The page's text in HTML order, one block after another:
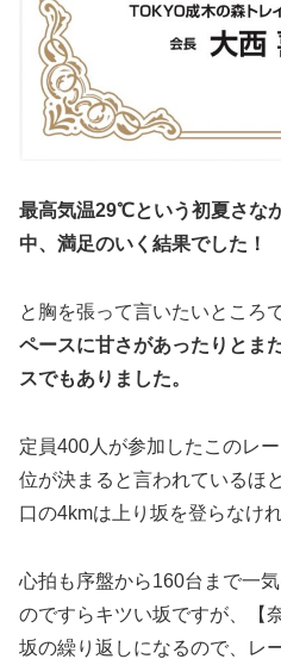
最高気温29℃という初夏さな
中、満足のいく結果でした！
と胸を張って言いたいところ
ペースに甘さがあったりとま
スでもありました。
定員400人が参加したこのレ
位が決まると言われているほ
口の4kmは上り坂を登らなけ
心拍も序盤から160台まで一
のですらキツい坂ですが、【
坂の繰り返しになるので、レ